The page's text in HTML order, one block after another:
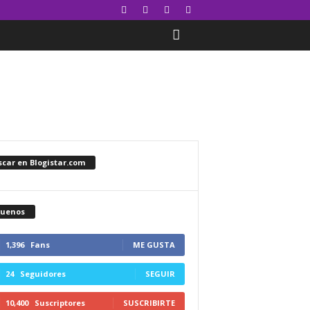
en Blogistar.com
1,396 Fans ME GUSTA
24 Seguidores SEGUIR
10,400 Suscriptores SUSCRIBIRTE